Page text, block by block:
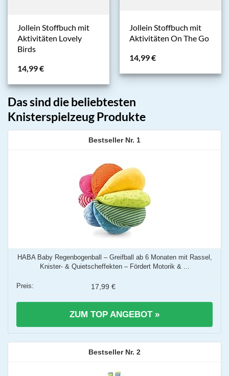
Jollein Stoffbuch mit
Aktivitäten Lovely
Birds
14,99€
Jollein Stoffbuch mit
Aktivitäten On The Go
14,99€
Das sind die beliebtesten
Knisterspielzeug Produkte
1
HABA Baby Regenbogenball – Greifball ab 6 Monaten mit Rassel,
Knister- & Quietscheffekten – Fördert Motorik & ...
17,99 €
ZUM TOP ANGEBOT »
2